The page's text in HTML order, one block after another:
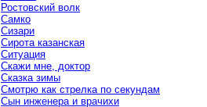
Ростовский волк
Самко
Сизари
Сирота казанская
Ситуация
Скажи мне, доктор
Сказка зимы
Смотрю как стрелка по секундам
Сын инженера и врачихи